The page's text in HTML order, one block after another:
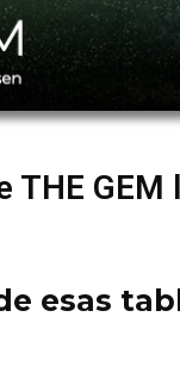
THE GEM
esas